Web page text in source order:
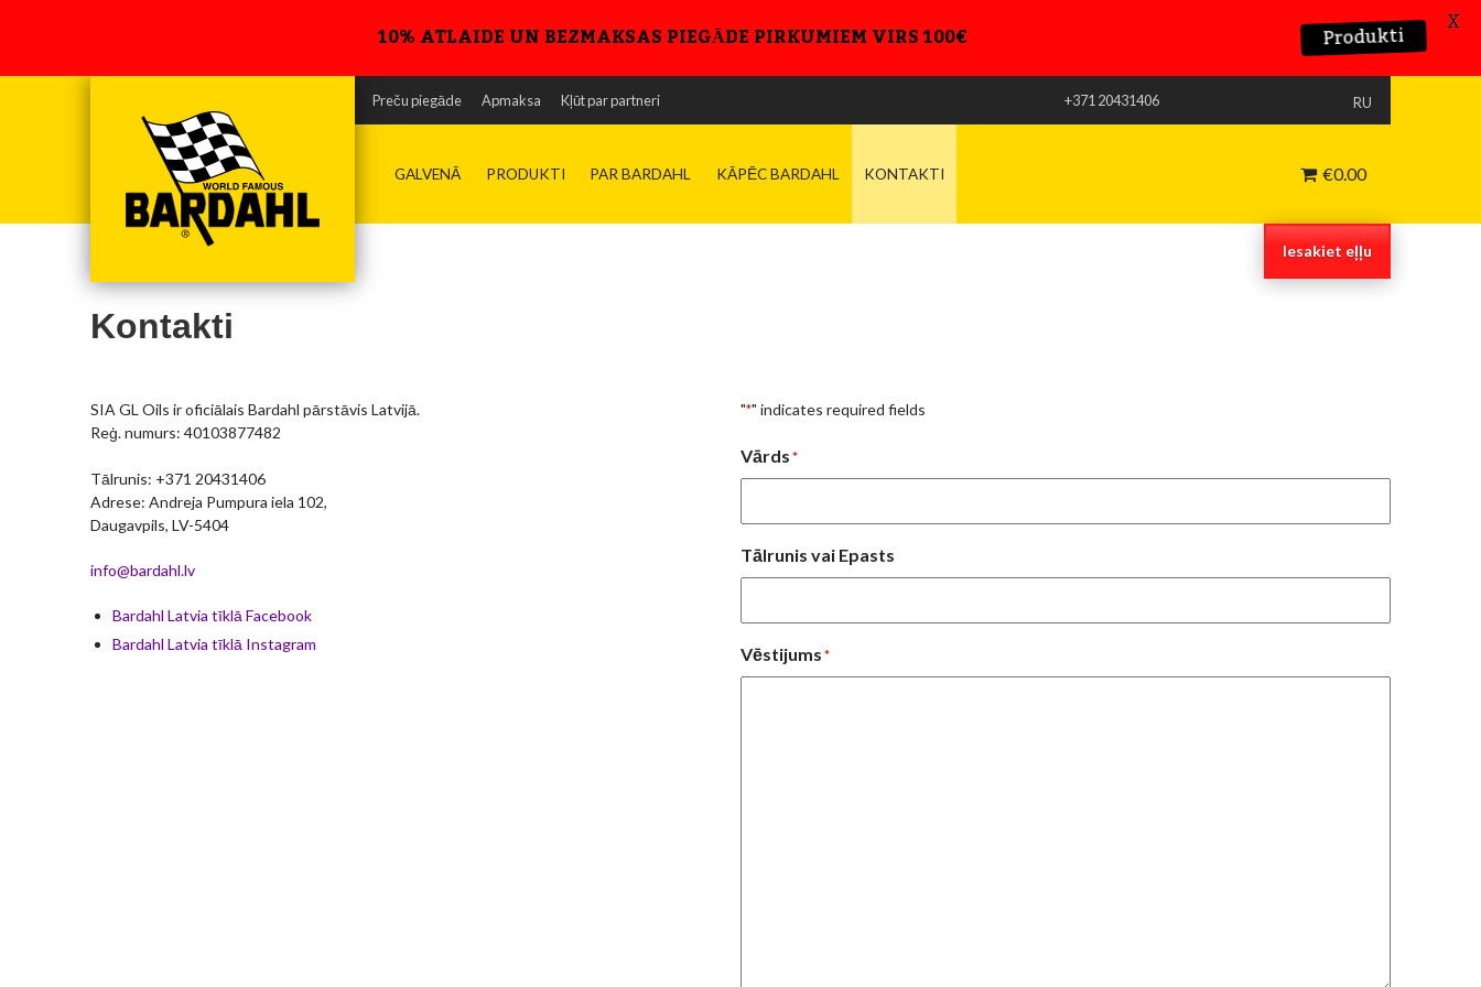
Preču piegāde Apmaksa Kļūt par partneri +371 20431406 RU
Iesakiet eļļu
GALVENĀ PRODUKTI PAR BARDAHL KĀPĒC BARDAHL KONTAKTI €0.00
Kontakti
SIA GL Oils ir oficiālais Bardahl pārstāvis Latvijā.
Reģ. numurs: 40103877482
Tālrunis: +371 20431406
Adrese: Andreja Pumpura iela 102,
Daugavpils, LV-5404
info@bardahl.lv
Bardahl Latvia tīklā Facebook
Bardahl Latvia tīklā Instagram
"*" indicates required fields
Vārds*
Tālrunis vai Epasts
Vēstijums*
10% ATLAIDE UN BEZMAKSAS PIEGĀDE PIRKUMIEM VIRS 100€ Produkti X